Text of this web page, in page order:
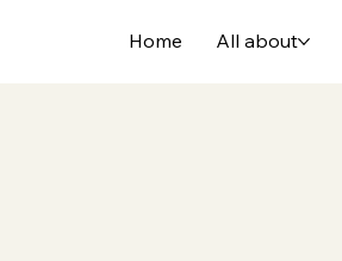
Home All about